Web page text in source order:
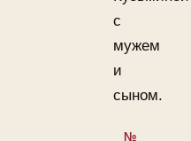
с
мужем
и
сыном.